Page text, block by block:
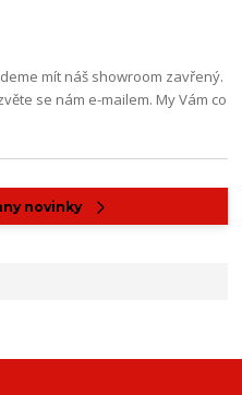
mít náš showroom zavřený.
se nám e-mailem. My Vám co
novinky